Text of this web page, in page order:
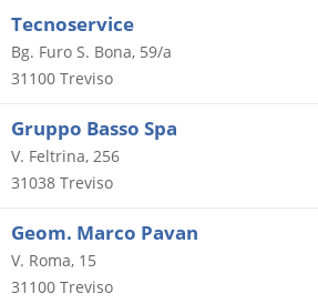
Tecnoservice
Bg. Furo S. Bona, 59/a
31100 Treviso
Gruppo Basso Spa
V. Feltrina, 256
31038 Treviso
Geom. Marco Pavan
V. Roma, 15
31100 Treviso